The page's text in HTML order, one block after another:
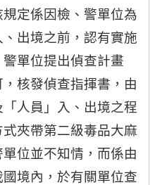
定係因檢、警單位為
出境之前，認有實施
單位提出偵查計畫
核發偵查指揮書，由
人員」入、出境之程
夾帶第二級毒品大麻
位並不知情，而係由
境內，於有關單位查